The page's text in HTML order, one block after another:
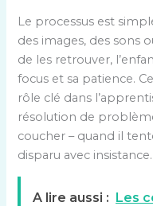
Le processus est
des images, des sons
de les retrouver,
focus et sa patience.
rôle clé dans
résolution de
coucher – quand il
disparu avec insistance.
A lire aussi : Les